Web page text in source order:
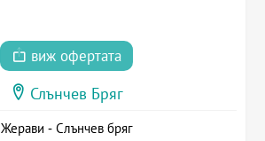
виж офертата
Слънчев Бряг
Жерави - Слънчев бряг